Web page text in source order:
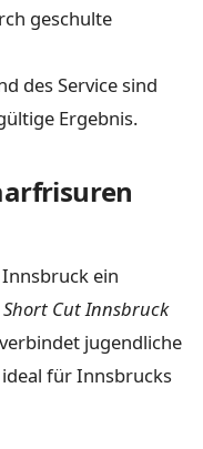
geschulte
des Service sind
Ergebnis.
ein
Short Cut Innsbruck
jugendliche
für Innsbrucks